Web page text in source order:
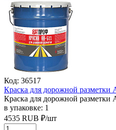
Код: 36517
Краска для дорожной разметки
Краска для дорожной разметки
в упаковке: 1
4535 RUB ₽/шт